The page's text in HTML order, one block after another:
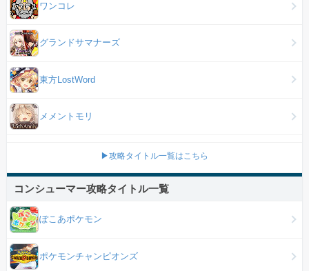
ワンコレ
グランドサマナーズ
東方LostWord
メメントモリ
▶攻略タイトル一覧はこちら
コンシューマー攻略タイトル一覧
ぽこあポケモン
ポケモンチャンピオンズ